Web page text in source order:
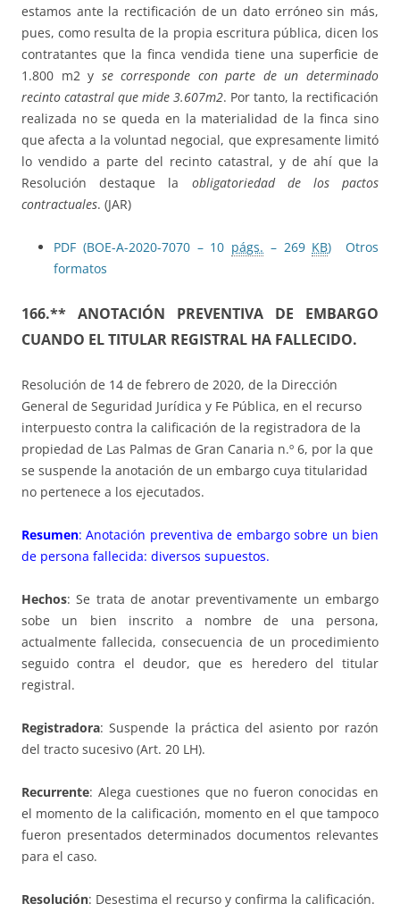
estamos ante la rectificación de un dato erróneo sin más,
pues, como resulta de la propia escritura pública, dicen los
contratantes que la finca vendida tiene una superficie de
1.800 m2 y se corresponde con parte de un determinado
recinto catastral que mide 3.607m2. Por tanto, la rectificación
realizada no se queda en la materialidad de la finca sino
que afecta a la voluntad negocial, que expresamente limitó
lo vendido a parte del recinto catastral, y de ahí que la
Resolución destaque la obligatoriedad de los pactos
contractuales. (JAR)
PDF (BOE-A-2020-7070 – 10 págs. – 269 KB)
Otros
formatos
166.** ANOTACIÓN PREVENTIVA DE EMBARGO
CUANDO EL TITULAR REGISTRAL HA FALLECIDO.
Resolución de 14 de febrero de 2020, de la Dirección
General de Seguridad Jurídica y Fe Pública, en el recurso
interpuesto contra la calificación de la registradora de la
propiedad de Las Palmas de Gran Canaria n.º 6, por la que
se suspende la anotación de un embargo cuya titularidad
no pertenece a los ejecutados.
Resumen: Anotación preventiva de embargo sobre un bien
de persona fallecida: diversos supuestos.
Hechos: Se trata de anotar preventivamente un embargo
sobe un bien inscrito a nombre de una persona,
actualmente fallecida, consecuencia de un procedimiento
seguido contra el deudor, que es heredero del titular
registral.
Registradora: Suspende la práctica del asiento por razón
del tracto sucesivo (Art. 20 LH).
Recurrente: Alega cuestiones que no fueron conocidas en
el momento de la calificación, momento en el que tampoco
fueron presentados determinados documentos relevantes
para el caso.
Resolución: Desestima el recurso y confirma la calificación.